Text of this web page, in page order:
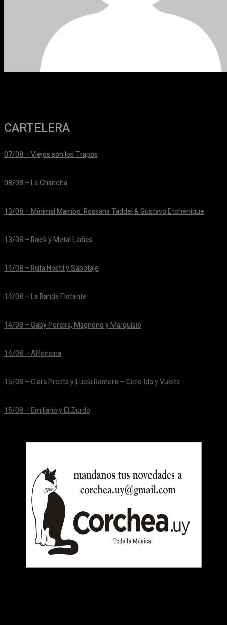
CARTELERA
07/08 – Viejos son los Trapos
08/08 – La Chancha
13/08 – Mínimal Mambo: Rossana Taddei & Gustavo Etchenique
13/08 – Rock y Metal Ladies
14/08 – Ruta Hostil y Sabotaje
14/08 – La Banda Flotante
14/08 – Gaby Pereira, Magnone y Marquisio
14/08 – Alfonsina
15/08 – Clara Presta y Lucía Romero – Ciclo Ida y Vuelta
15/08 – Emiliano y El Zurdo